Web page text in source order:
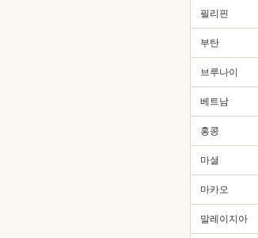
필리핀
부탄
브루나이
베트남
홍콩
마셜
마카오
말레이지아